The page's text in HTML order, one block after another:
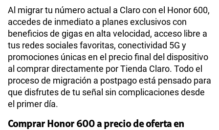
Al migrar tu número actual a Claro con el Honor 600,
accedes de inmediato a planes exclusivos con
beneficios de gigas en alta velocidad, acceso libre a
tus redes sociales favoritas, conectividad 5G y
promociones únicas en el precio final del dispositivo
al comprar directamente por Tienda Claro. Todo el
proceso de migración a postpago está pensado para
que disfrutes de tu señal sin complicaciones desde
el primer día.
Comprar Honor 600 a precio de oferta en